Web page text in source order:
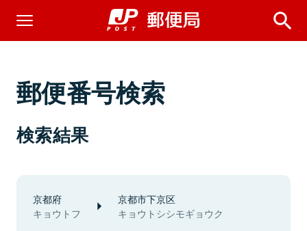
郵便番号検索
検索結果
京都府
キョウトフ
京都市下京区
キョウトシシモギョウク